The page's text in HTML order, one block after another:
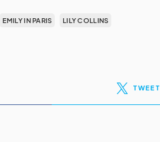
EMILY IN PARIS LILY COLLINS
TWEET